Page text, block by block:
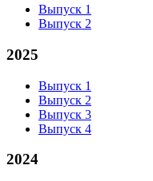
Выпуск 1
Выпуск 2
2025
Выпуск 1
Выпуск 2
Выпуск 3
Выпуск 4
2024